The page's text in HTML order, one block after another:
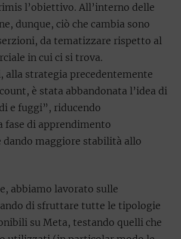
l’obiettivo. All’interno delle
dunque, ciò che cambia sono
da tematizzare rispetto al
in cui ci si trova.
alla strategia precedentemente
è stata abbandonata l’idea di
e fuggi”, riducendo
fase di apprendimento
dando maggiore stabilità allo
abbiamo lavorato sulle
di sfruttare tutte le tipologie
su Meta, testando quelli che